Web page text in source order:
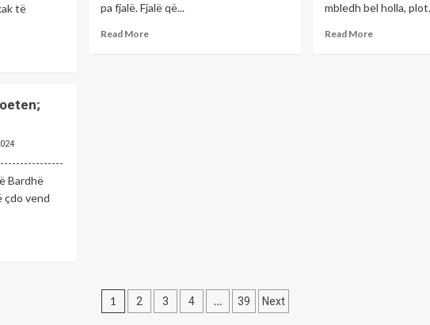
gjet
vdekur
e
të
pa fjalë. Fjalë që...
Read MoreRead
mbledh bel holla,
Read MoreRead
Bardhë
çdo vend
Posts
1 2 3 4 … 39 Next